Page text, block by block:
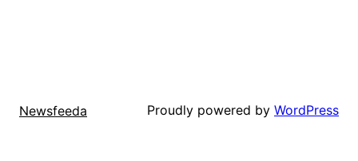
Newsfeeda Proudly powered by WordPress